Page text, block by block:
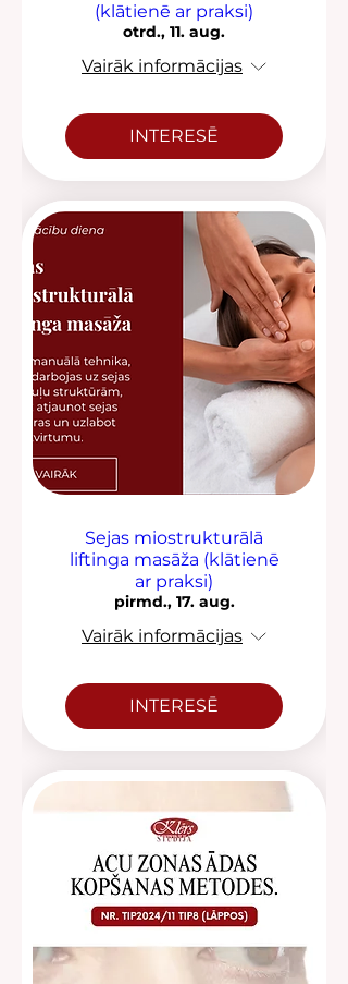
(klātienē ar praksi)
otrd., 11. aug.
Vairāk informācijas
INTERESĒ
Sejas miostrukturālā
liftinga masāža (klātienē
ar praksi)
pirmd., 17. aug.
Vairāk informācijas
INTERESĒ